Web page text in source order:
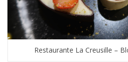
Restaurante La Creusille –